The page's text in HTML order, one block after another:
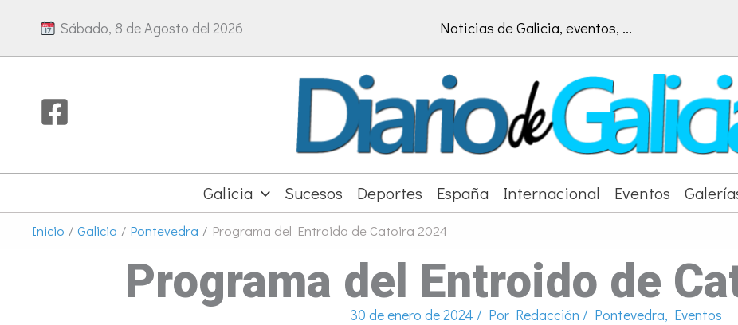
Sábado, 8 de Agosto del 2026 Noticias de Galicia, eventos, ...
Galicia Sucesos Deportes España Internacional Eventos
Inicio Galicia Pontevedra Programa del Entroido de Catoira 2024
Programa del Entroido de
30 de enero de 2024 / Por Redacción / Pontevedra, Eventos